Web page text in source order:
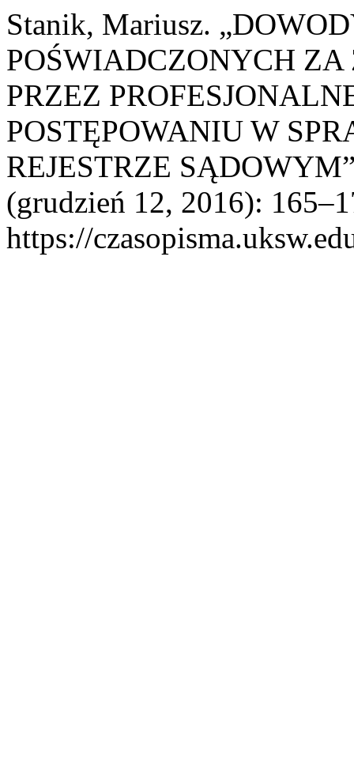
Stanik, Mariusz.
POŚWIADCZONYCH
PRZEZ
POSTĘPOWANIU W
REJESTRZE
(grudzień 12, 2016):
https://